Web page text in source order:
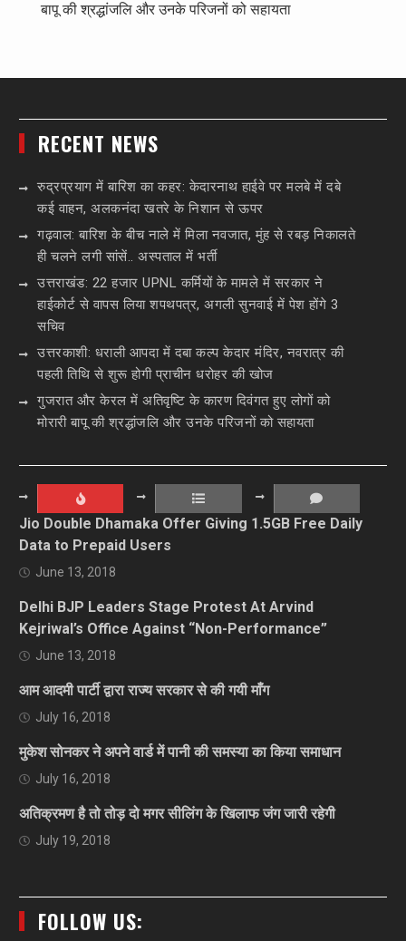
बापू की श्रद्धांजलि और उनके परिजनों को सहायता
RECENT NEWS
रुद्रप्रयाग में बारिश का कहर: केदारनाथ हाईवे पर मलबे में दबे
कई वाहन, अलकनंदा खतरे के निशान से ऊपर
गढ़वाल: बारिश के बीच नाले में मिला नवजात, मुंह से रबड़ निकालते
ही चलने लगी सांसें.. अस्पताल में भर्ती
उत्तराखंड: 22 हजार UPNL कर्मियों के मामले में सरकार ने
हाईकोर्ट से वापस लिया शपथपत्र, अगली सुनवाई में पेश होंगे 3
सचिव
उत्तरकाशी: धराली आपदा में दबा कल्प केदार मंदिर, नवरात्र की
पहली तिथि से शुरू होगी प्राचीन धरोहर की खोज
गुजरात और केरल में अतिवृष्टि के कारण दिवंगत हुए लोगों को
मोरारी बापू की श्रद्धांजलि और उनके परिजनों को सहायता
Jio Double Dhamaka Offer Giving 1.5GB Free Daily
Data to Prepaid Users
June 13, 2018
Delhi BJP Leaders Stage Protest At Arvind
Kejriwal’s Office Against “Non-Performance”
June 13, 2018
आम आदमी पार्टी द्वारा राज्य सरकार से की गयी माँग
July 16, 2018
मुकेश सोनकर ने अपने वार्ड में पानी की समस्या का किया समाधान
July 16, 2018
अतिक्रमण है तो तोड़ दो मगर सीलिंग के खिलाफ जंग जारी रहेगी
July 19, 2018
FOLLOW US: